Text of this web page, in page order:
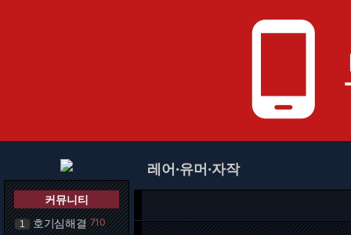
phone_android
커뮤니티
1 호기심해결 710
레어·유머·자작